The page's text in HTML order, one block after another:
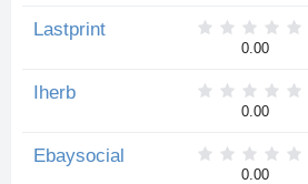
Lastprint
0.00
Iherb
0.00
Ebaysocial
0.00